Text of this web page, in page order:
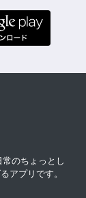
のちょっとし
アプリです。